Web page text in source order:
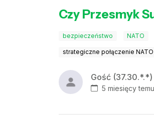
Czy Przesmyk
bezpieczeństwo NATO
strategiczne połączenie NATO
Gość (37.30.*.*)
5 miesięcy temu